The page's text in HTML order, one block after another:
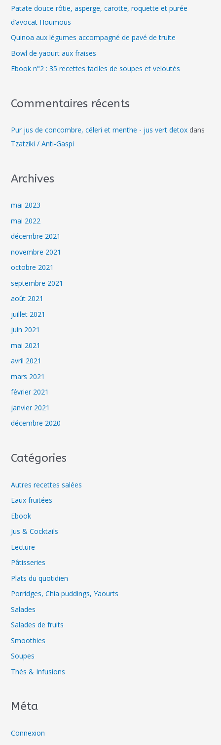
Patate douce rôtie, asperge, carotte, roquette et purée
d’avocat Houmous
Quinoa aux légumes accompagné de pavé de truite
Bowl de yaourt aux fraises
Ebook n°2 : 35 recettes faciles de soupes et veloutés
Commentaires récents
Pur jus de concombre, céleri et menthe - jus vert detoxdans
Tzatziki / Anti-Gaspi
Archives
mai 2023
mai 2022
décembre 2021
novembre 2021
octobre 2021
septembre 2021
août 2021
juillet 2021
juin 2021
mai 2021
avril 2021
mars 2021
février 2021
janvier 2021
décembre 2020
Catégories
Autres recettes salées
Eaux fruitées
Ebook
Jus & Cocktails
Lecture
Pâtisseries
Plats du quotidien
Porridges, Chia puddings, Yaourts
Salades
Salades de fruits
Smoothies
Soupes
Thés & Infusions
Méta
Connexion